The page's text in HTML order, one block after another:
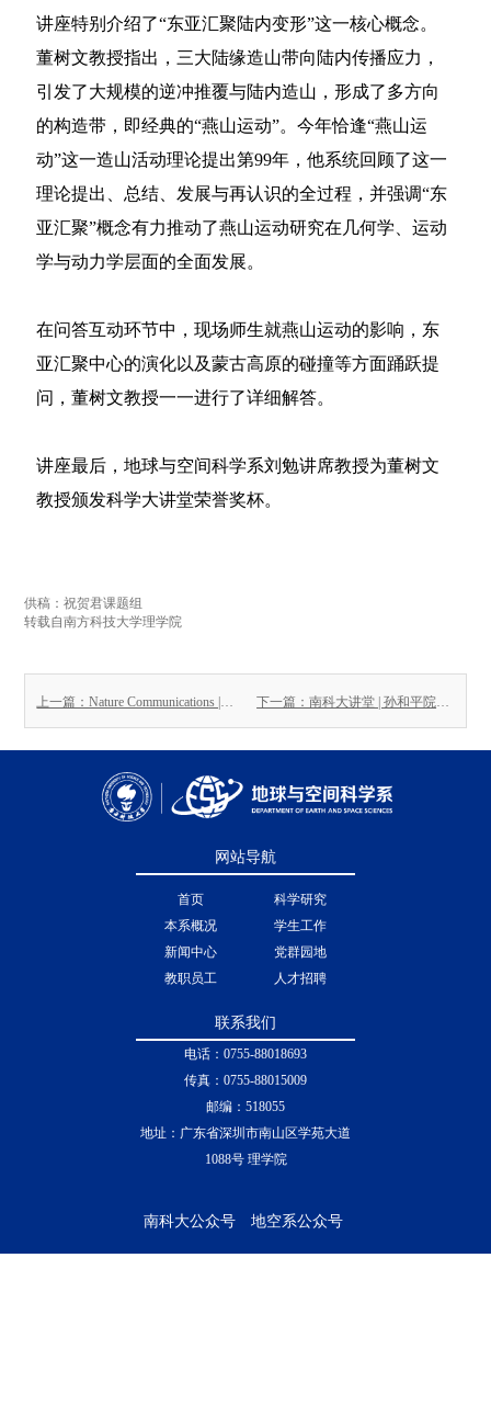
讲座特别介绍了“东亚汇聚陆内变形”这一核心概念。
董树文教授指出，三大陆缘造山带向陆内传播应力，
引发了大规模的逆冲推覆与陆内造山，形成了多方向
的构造带，即经典的“燕山运动”。今年恰逢“燕山运
动”这一造山活动理论提出第99年，他系统回顾了这一
理论提出、总结、发展与再认识的全过程，并强调“东
亚汇聚”概念有力推动了燕山运动研究在几何学、运动
学与动力学层面的全面发展。
在问答互动环节中，现场师生就燕山运动的影响，东
亚汇聚中心的演化以及蒙古高原的碰撞等方面踊跃提
问，董树文教授一一进行了详细解答。
讲座最后，地球与空间科学系刘勉讲席教授为董树文
教授颁发科学大讲堂荣誉奖杯。
供稿：祝贺君课题组
网站导航
联系我们